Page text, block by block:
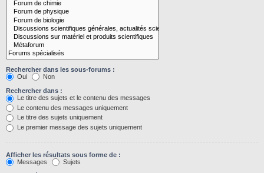
Rechercher dans les sous-forums :
Oui
Non
Rechercher dans :
Le titre des sujets et le contenu des messages
Le contenu des messages uniquement
Le titre des sujets uniquement
Le premier message des sujets uniquement
Afficher les résultats sous forme de :
Messages
Sujets